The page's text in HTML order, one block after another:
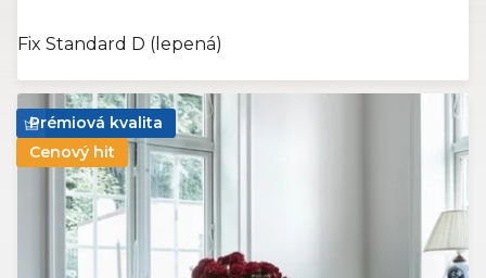
Fix Standard D (lepená)
Prémiová kvalita
Cenový hit